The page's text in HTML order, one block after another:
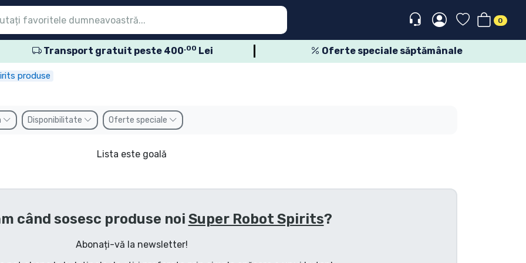
0
Transport gratuit peste 400.00 Lei Oferte speciale săptămânale
produse
Disponibilitate Oferte speciale
Lista este goală
când sosesc produse noi Super Robot Spirits?
Abonați-vă la newsletter!
seriale
de film
de desene
anime
gamer
sportive
muzicale